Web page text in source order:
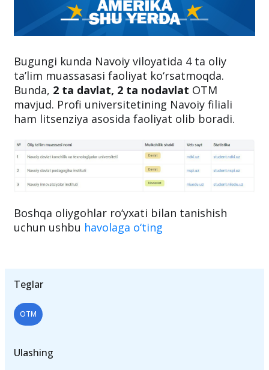
Bugungi kunda Navoiy viloyatida 4 ta oliy
ta’lim muassasasi faoliyat ko‘rsatmoqda.
Bunda, 2 ta davlat, 2 ta nodavlat OTM
mavjud. Profi universitetining Navoiy filiali
ham litsenziya asosida faoliyat olib boradi.
Boshqa oliygohlar ro‘yxati bilan tanishish
uchun ushbu havolaga o‘ting
Teglar
OTM
Ulashing